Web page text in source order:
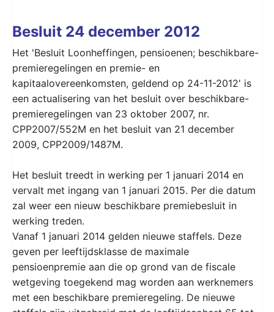
Besluit 24 december 2012
Het 'Besluit Loonheffingen, pensioenen; beschikbare-
premieregelingen en premie- en
kapitaalovereenkomsten, geldend op 24-11-2012' is
een actualisering van het besluit over beschikbare-
premieregelingen van 23 oktober 2007, nr.
CPP2007/552M en het besluit van 21 december
2009, CPP2009/1487M.
Het besluit treedt in werking per 1 januari 2014 en
vervalt met ingang van 1 januari 2015. Per die datum
zal weer een nieuw beschikbare premiebesluit in
werking treden.
Vanaf 1 januari 2014 gelden nieuwe staffels. Deze
geven per leeftijdsklasse de maximale
pensioenpremie aan die op grond van de fiscale
wetgeving toegekend mag worden aan werknemers
met een beschikbare premieregeling. De nieuwe